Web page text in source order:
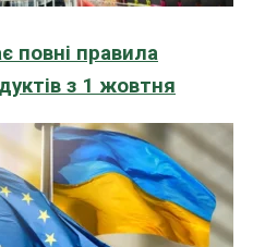
повні правила
з 1 жовтня